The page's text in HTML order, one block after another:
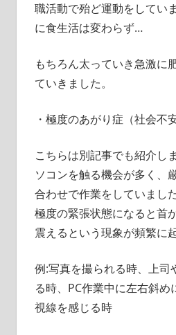
職活動で殆ど運動をしてい
に食生活は変わらず…
もちろん太っていき急激に
ていきました。
・極度のあがり症（社会不
こちらは別記事でも紹介し
ソコンを触る機会が多く、
合わせで作業をしていまし
極度の緊張状態になると首
震えるという現象が頻繁に
例:写真を撮られる時、上司
る時、PC作業中に左右斜め
視線を感じる時